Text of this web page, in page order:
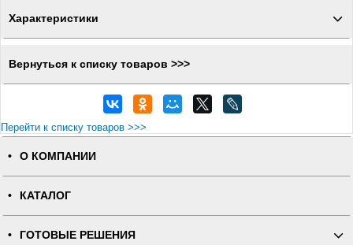
Характеристики
Вернуться к списку товаров >>>
Перейти к списку товаров >>>
О КОМПАНИИ
КАТАЛОГ
ГОТОВЫЕ РЕШЕНИЯ